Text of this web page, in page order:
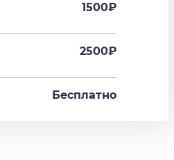
1500₽
2500₽
Бесплатно